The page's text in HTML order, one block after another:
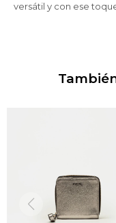
versátil y con ese